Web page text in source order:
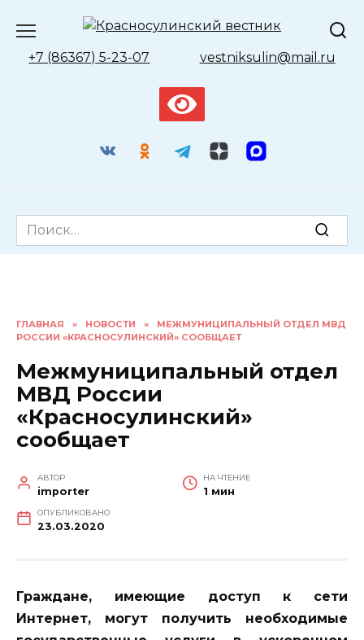
содержанию
+7 (86367) 5-23-07 vestniksulin@mail.ru
Search
for:
ГЛАВНАЯ » НОВОСТИ »
МЕЖМУНИЦИПАЛЬНЫЙ ОТДЕЛ МВД
РОССИИ «КРАСНОСУЛИНСКИЙ» СООБЩАЕТ
Межмуниципальный отдел
МВД России
«Красносулинский»
сообщает
АВТОР
importer
НА ЧТЕНИЕ
1 мин
ОПУБЛИКОВАНО
23.03.2020
Граждане, имеющие доступ к сети
Интернет, могут получить необходимые